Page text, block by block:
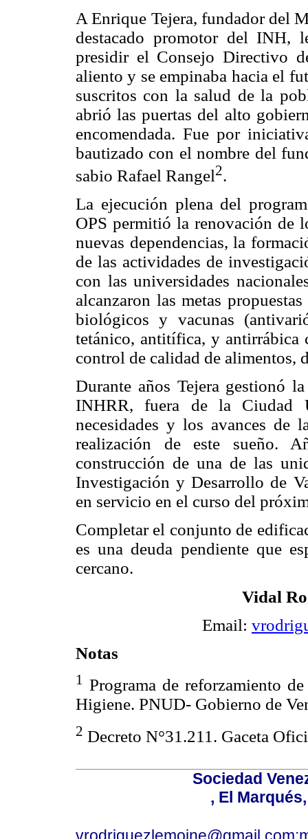
A Enrique Tejera, fundador del
destacado promotor del
presidir el Consejo Directivo
aliento y se empinaba hacia el
suscritos con la salud de la
abrió las puertas del alto
encomendada. Fue por
bautizado con el nombre del
sabio Rafael Rangel2.
La ejecución plena del
OPS permitió la renovación de
nuevas dependencias, la
de las actividades de
con las universidades
alcanzaron las metas
biológicos y vacunas
tetánico, antitífica, y antirrábica
control de calidad de alimentos,
Durante años Tejera gestionó
INHRR, fuera de la Ciudad
necesidades y los avances de
realización de este sueño.
construcción de una de las
Investigación y Desarrollo de
en servicio en el curso del
Completar el conjunto de
es una deuda pendiente que
cercano.
Vidal
Email:
Notas
1 Programa de reforzamiento
Higiene. PNUD- Gobierno de
2 Decreto N°31.211. Gaceta
Sociedad
, El